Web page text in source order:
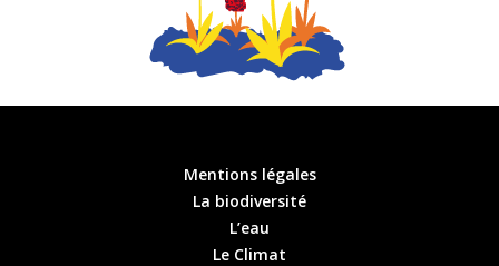
Mentions légales
La biodiversité
L’eau
Le Climat